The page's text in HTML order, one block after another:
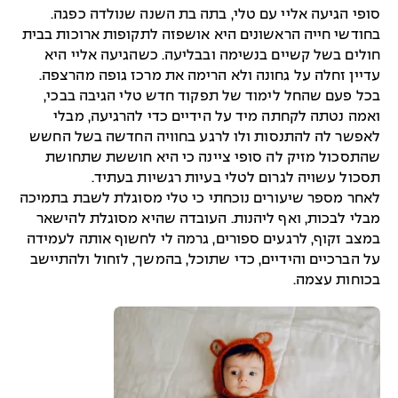
סופי הגיעה אליי עם טלי, בתה בת השנה שנולדה כפגה.
בחודשי חייה הראשונים היא אושפזה לתקופות ארוכות בבית
חולים בשל קשיים בנשימה ובבליעה. כשהגיעה אליי היא
עדיין זחלה על גחונה ולא הרימה את מרכז גופה מהרצפה.
בכל פעם שהחל לימוד של תפקוד חדש טלי הגיבה בבכי,
ואמה נטתה לקחתה מיד על הידיים כדי להרגיעה, מבלי
לאפשר לה להתנסות ולו לרגע בחוויה החדשה בשל החשש
שהתסכול מזיק לה סופי ציינה כי היא חוששת שתחושת
תסכול עשויה לגרום לטלי בעיות רגשיות בעתיד.
לאחר מספר שיעורים נוכחתי כי טלי מסוגלת לשבת בתמיכה
מבלי לבכות, ואף ליהנות. העובדה שהיא מסוגלת להישאר
במצב זקוף, לרגעים ספורים, גרמה לי לחשוף אותה לעמידה
על הברכיים והידיים, כדי שתוכל, בהמשך, לזחול ולהתיישב
בכוחות עצמה.